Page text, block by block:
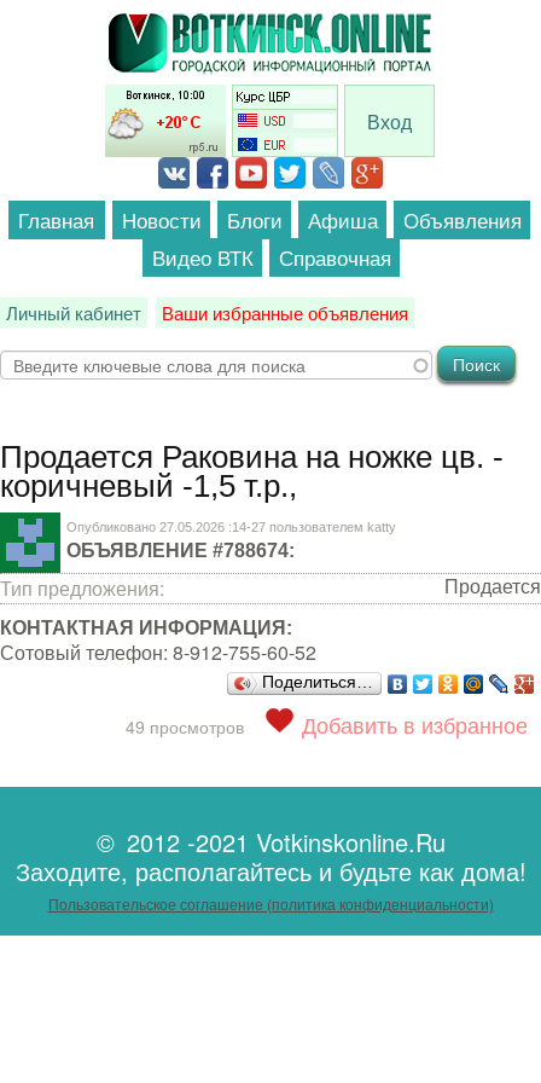
Перейти к основному содержанию
Вход
Главная Новости Блоги Афиша
Объявления
Видео ВТК
Справочная
Личный кабинет Ваши избранные объявления
Продается Раковина на ножке цв. -
коричневый -1,5 т.р.,
Опубликовано 27.05.2026 :14-27 пользователем katty
ОБЪЯВЛЕНИЕ #788674:
Тип предложения: Продается
КОНТАКТНАЯ ИНФОРМАЦИЯ:
Сотовый телефон: 8-912-755-60-52
Поделиться…
49 просмотров Добавить в избранное
© 2012 -2021 Votkinskonline.Ru
Заходите, располагайтесь и будьте как дома!
Пользовательское соглашение (политика конфиденциальности)